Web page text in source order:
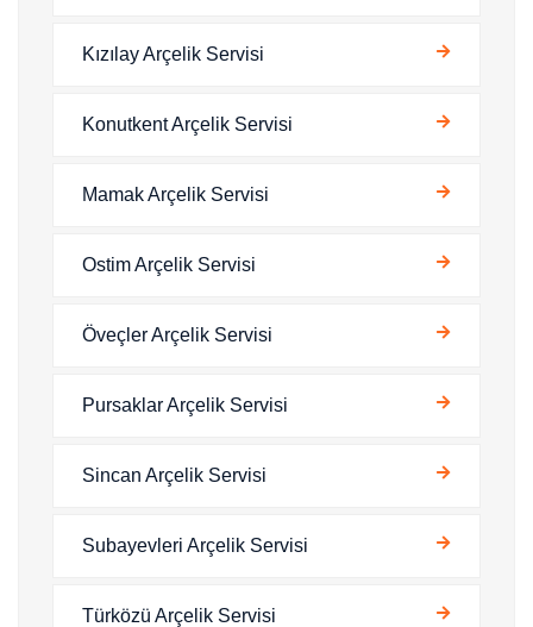
Kızılay Arçelik Servisi
Konutkent Arçelik Servisi
Mamak Arçelik Servisi
Ostim Arçelik Servisi
Öveçler Arçelik Servisi
Pursaklar Arçelik Servisi
Sincan Arçelik Servisi
Subayevleri Arçelik Servisi
Türközü Arçelik Servisi